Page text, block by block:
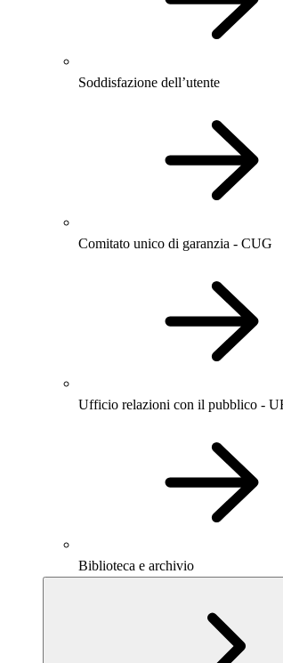
Soddisfazione dell’utente
Comitato unico di garanzia - CUG
Ufficio relazioni con il pubblico -
Biblioteca e archivio